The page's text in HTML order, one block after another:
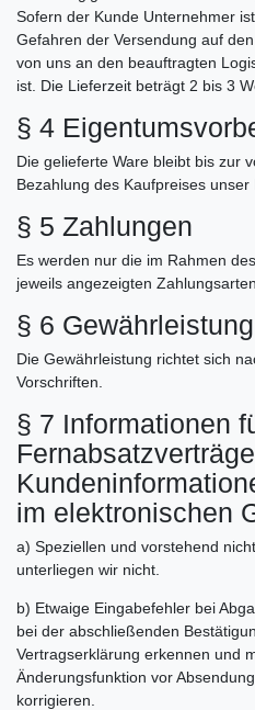
Sofern der Kunde Unternehmer
Gefahren der Versendung auf
von uns an den beauftragten
ist. Die Lieferzeit beträgt 2 bis 3
§ 4
Die gelieferte Ware bleibt bis zur
Bezahlung des Kaufpreises unser
§ 5 Zahlungen
Es werden nur die im Rahmen
jeweils angezeigten
§ 6 Gewährleistung
Die Gewährleistung richtet sich
Vorschriften.
§ 7 Informationen
im elektronischen
a) Speziellen und vorstehend
unterliegen wir nicht.
b) Etwaige Eingabefehler bei
bei der abschließenden
Vertragserklärung erkennen und
Änderungsfunktion vor
korrigieren.